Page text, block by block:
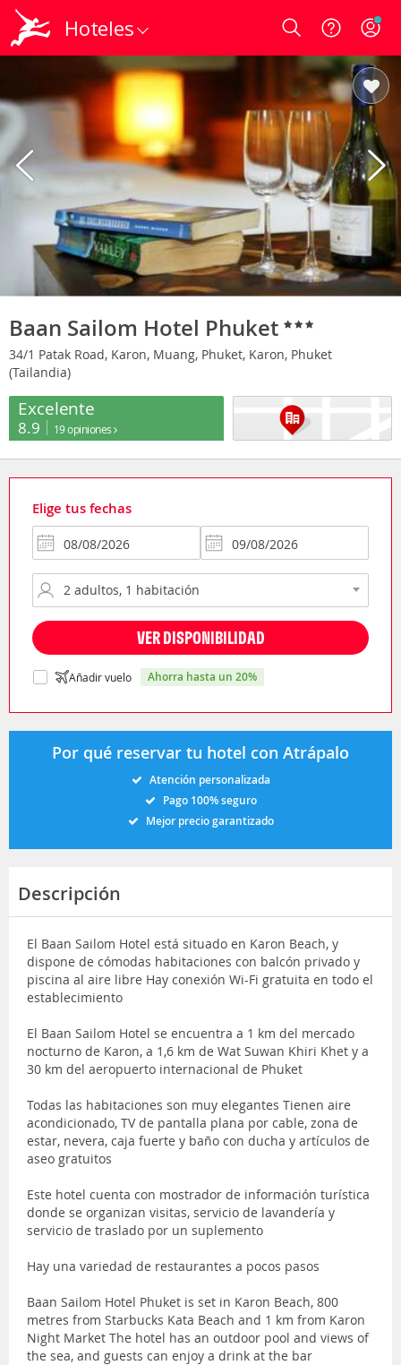
Hoteles Login
Baan Sailom Hotel Phuket
34/1 Patak Road, Karon, Muang, Phuket, Karon, Phuket
(Tailandia)
Excelente
8.9 19 opiniones
Elige tus fechas
VER DISPONIBILIDAD
Añadir vuelo ahorra hasta un 20%
Por qué reservar tu hotel con Atrápalo
Atención personalizada
Pago 100% seguro
Mejor precio garantizado
Descripción
El Baan Sailom Hotel está situado en Karon Beach, y
dispone de cómodas habitaciones con balcón privado y
piscina al aire libre Hay conexión Wi-Fi gratuita en todo el
establecimiento
El Baan Sailom Hotel se encuentra a 1 km del mercado
nocturno de Karon, a 1,6 km de Wat Suwan Khiri Khet y a
30 km del aeropuerto internacional de Phuket
Todas las habitaciones son muy elegantes Tienen aire
acondicionado, TV de pantalla plana por cable, zona de
estar, nevera, caja fuerte y baño con ducha y artículos de
aseo gratuitos
Este hotel cuenta con mostrador de información turística
donde se organizan visitas, servicio de lavandería y
servicio de traslado por un suplemento
Hay una variedad de restaurantes a pocos pasos
Baan Sailom Hotel Phuket is set in Karon Beach, 800
metres from Starbucks Kata Beach and 1 km from Karon
Night Market The hotel has an outdoor pool and views of
the sea, and guests can enjoy a drink at the bar